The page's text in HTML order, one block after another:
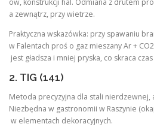
a zewnątrz, przy wietrze.
Praktyczna wskazówka: przy spawaniu
w Falentach proś o gaz mieszany Ar +
jest gładsza i mniej pryska, co skraca
2. TIG (141)
Metoda precyzyjna dla stali nierdzewnej,
Niezbędna w gastronomii w Raszynie
w elementach dekoracyjnych.